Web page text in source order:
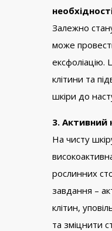
Залежно
може
ексфоліацію.
клітини та
шкіри до
3. Активний
На чисту
рослинних
завдання –
клітин,
та зміцнити